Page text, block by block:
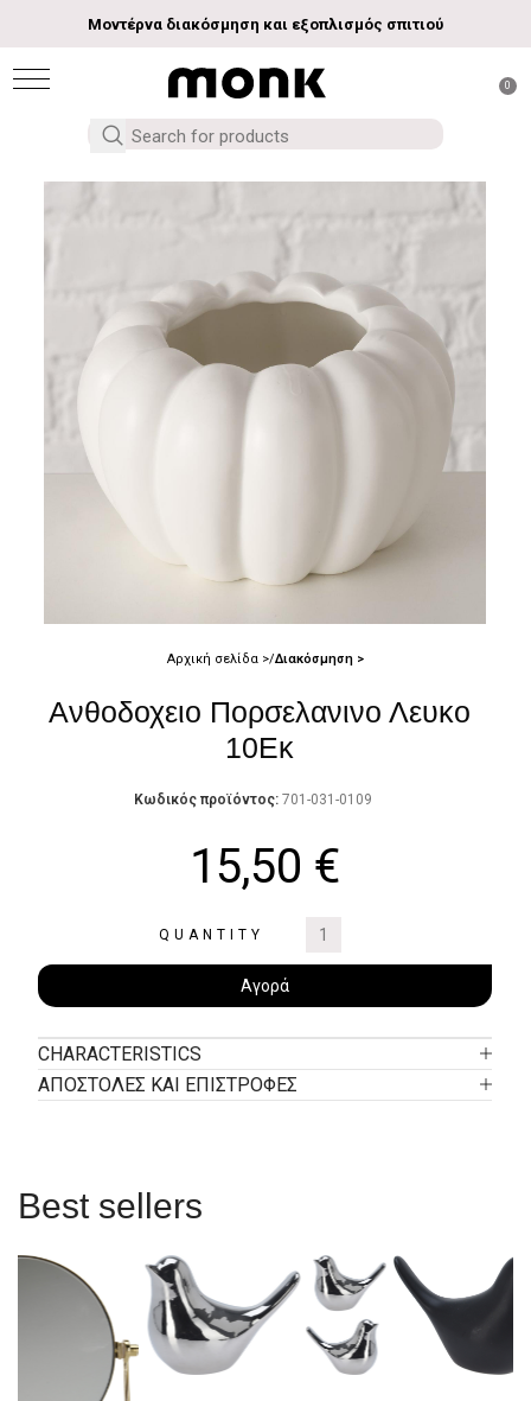
Μοντέρνα διακόσμηση και εξοπλισμός σπιτιού
0
Αρχική σελίδα Διακόσμηση
Ανθοδοχειο Πορσελανινο Λευκο
10Εκ
Κωδικός προϊόντος: 701-031-0109
15,50 €
QUANTITY
Αγορά
CHARACTERISTICS
ΑΠΟΣΤΟΛΕΣ ΚΑΙ ΕΠΙΣΤΡΟΦΕΣ
Best sellers